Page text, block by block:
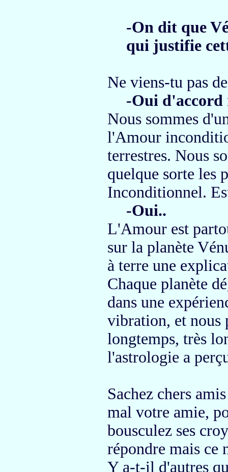
-On dit que
qui justifie
Ne viens-tu pas
-Oui d'accord
Nous sommes
l'Amour
terrestres. Nous
quelque sorte les
Inconditionnel.
-Oui..
L'Amour est
sur la planète
à terre une
Chaque planète
dans une
vibration, et nous
longtemps, très
l'astrologie a
Sachez chers
mal votre amie,
bousculez ses
répondre mais ce
Y a-t-il d'autres